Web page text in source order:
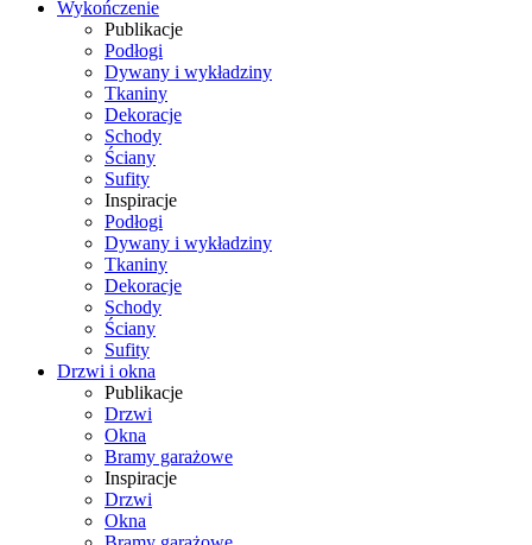
Wykończenie
Publikacje
Podłogi
Dywany i wykładziny
Tkaniny
Dekoracje
Schody
Ściany
Sufity
Inspiracje
Podłogi
Dywany i wykładziny
Tkaniny
Dekoracje
Schody
Ściany
Sufity
Drzwi i okna
Publikacje
Drzwi
Okna
Bramy garażowe
Inspiracje
Drzwi
Okna